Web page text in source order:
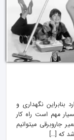
نگهداری و
مهم است راه کار
جاروبرقی میتوانیم
که […]